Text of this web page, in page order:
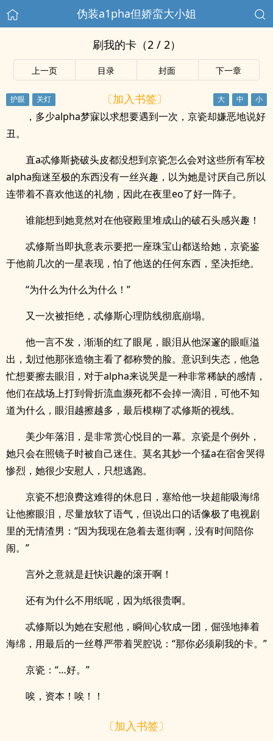
伪装a1pha但娇蛮大小姐
刷我的卡（2 / 2）
上一页 目录 封面 下一章
〔加入书签〕
，多少alpha梦寐以求想要遇到一次，京瓷却嫌恶地说好
丑。
直a忒修斯挠破头皮都没想到京瓷怎么会对这些所有军校
alpha痴迷至极的东西没有一丝兴趣，以为她是讨厌自己所以
连带着不喜欢他送的礼物，因此在夜里eo了好一阵子。
谁能想到她竟然对在他寝殿里堆成山的破石头感兴趣！
忒修斯当即执意表示要把一座珠宝山都送给她，京瓷鉴
于他前几次的一星表现，怕了他送的任何东西，坚决拒绝。
“为什么为什么为什么！”
又一次被拒绝，忒修斯心理防线彻底崩塌。
他一言不发，渐渐的红了眼尾，眼泪从他深邃的眼眶溢
出，划过他那张造物主看了都称赞的脸。意识到失态，他急
忙想要擦去眼泪，对于alpha来说哭是一种非常稀缺的感情，
他们在战场上打到骨折流血濒死都不会掉一滴泪，可他不知
道为什么，眼泪越擦越多，最后模糊了忒修斯的视线。
美少年落泪，是非常赏心悦目的一幕。京瓷是个例外，
她只会在照镜子时被自己迷住。莫名其妙一个猛a在宿舍哭得
惨烈，她很少安慰人，只想逃跑。
京瓷不想浪费这难得的休息日，塞给他一块超能吸海绵
让他擦眼泪，尽量放软了语气，但说出口的话像极了电视剧
里的无情渣男：“因为我现在急着去逛街啊，没有时间陪你
闹。”
言外之意就是赶快识趣的滚开啊！
还有为什么不用纸呢，因为纸很贵啊。
忒修斯以为她在安慰他，瞬间心软成一团，倔强地捧着
海绵，用最后的一丝尊严带着哭腔说：“那你必须刷我的卡。”
京瓷：“…好。”
唉，资本！唉！！
〔加入书签〕